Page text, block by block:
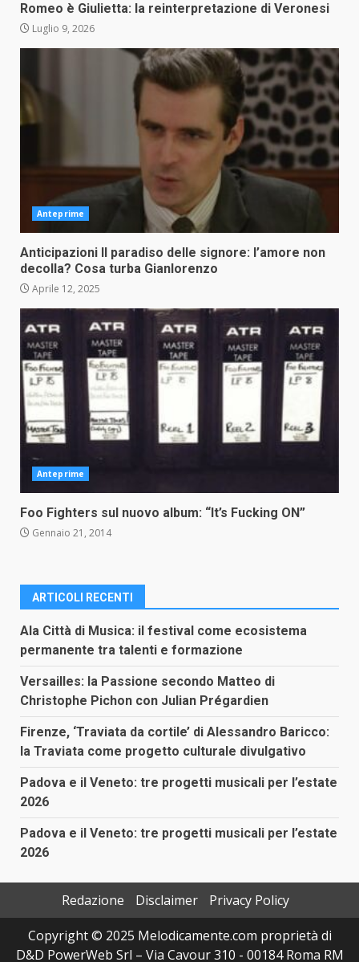
Romeo è Giulietta: la reinterpretazione di Veronesi
Luglio 9, 2026
Anteprime
Anticipazioni Il paradiso delle signore: l’amore non
decolla? Cosa turba Gianlorenzo
Aprile 12, 2025
Anteprime
Foo Fighters sul nuovo album: “It’s Fucking ON”
Gennaio 21, 2014
ARTICOLI RECENTI
Ala Città di Musica: il festival come ecosistema
permanente tra talenti e formazione
Versailles: la Passione secondo Matteo di
Christophe Pichon con Julian Prégardien
Firenze, ‘Traviata da cortile’ di Alessandro Baricco:
la Traviata come progetto culturale divulgativo
Padova e il Veneto: tre progetti musicali per l’estate
2026
Padova e il Veneto: tre progetti musicali per l’estate
2026
Redazione Disclaimer
Privacy Policy
Copyright © 2025 Melodicamente.com proprietà di
D&D PowerWeb Srl – Via Cavour 310 - 00184 Roma RM